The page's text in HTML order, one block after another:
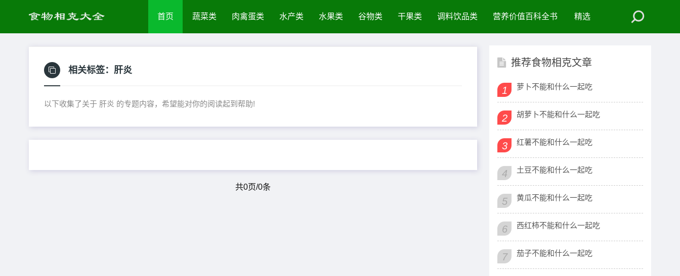
首页 蔬菜类 肉禽蛋类 水产类 水果类 谷物类 干果类 调料饮品类 营养价值百科全书 精选
相关标签： 肝炎
以下收集了关于 肝炎 的专题内容，希望能对你的阅读起到帮助!
共0页/0条
推荐食物相克文章
1 萝卜不能和什么一起吃
2 胡萝卜不能和什么一起吃
3 红薯不能和什么一起吃
4 土豆不能和什么一起吃
5 黄瓜不能和什么一起吃
6 西红柿不能和什么一起吃
7 茄子不能和什么一起吃